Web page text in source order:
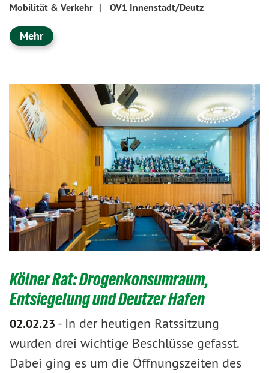
Mobilität & Verkehr | OV1 Innenstadt/Deutz
Mehr
Kölner Rat: Drogenkonsumraum,
Entsiegelung und Deutzer Hafen
02.02.23 - In der heutigen Ratssitzung
wurden drei wichtige Beschlüsse gefasst.
Dabei ging es um die Öffnungszeiten des